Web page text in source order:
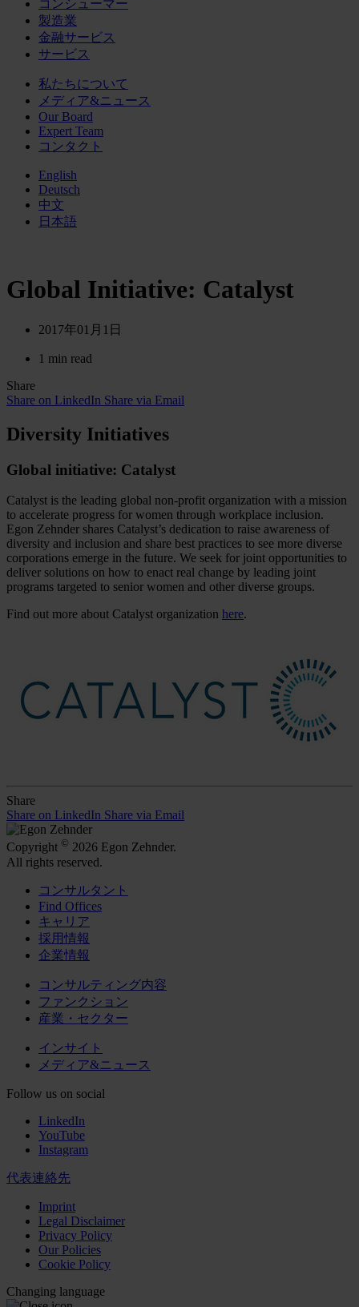
コンシューマー
製造業
金融サービス
サービス
私たちについて
メディア&ニュース
Our Board
Expert Team
コンタクト
English
Deutsch
中文
日本語
Global Initiative: Catalyst
2017年01月1日
1 min read
Share
Share on LinkedIn Share via Email
Diversity Initiatives
Global initiative: Catalyst
Catalyst is the leading global non-profit organization with a mission
to accelerate progress for women through workplace inclusion.
Egon Zehnder shares Catalyst’s dedication to raise awareness of
diversity and inclusion and share best practices to see more diverse
corporations emerge in the future. We seek for joint opportunities to
deliver solutions on how to enact real change by leading joint
programs targeted to senior women and other diverse groups.
Find out more about Catalyst organization here.
Share
Share on LinkedIn Share via Email
Copyright © 2026 Egon Zehnder.
All rights reserved.
コンサルタント
Find Offices
キャリア
採用情報
企業情報
コンサルティング内容
ファンクション
産業・セクター
インサイト
メディア&ニュース
Follow us on social
LinkedIn
YouTube
Instagram
代表連絡先
Imprint
Legal Disclaimer
Privacy Policy
Our Policies
Cookie Policy
Changing language